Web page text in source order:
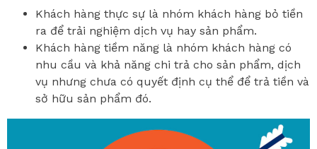
Khách hàng thực sự là nhóm khách hàng bỏ tiền
ra để trải nghiệm dịch vụ hay sản phẩm.
Khách hàng tiềm năng là nhóm khách hàng có
nhu cầu và khả năng chi trả cho sản phẩm, dịch
vụ nhưng chưa có quyết định cụ thể để trả tiền và
sở hữu sản phẩm đó.